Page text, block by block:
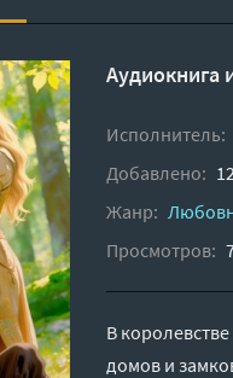
Аудиокнига
Исполнитель:
Добавлено:
Жанр:
Просмотров:
В
домов и